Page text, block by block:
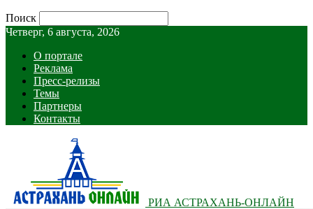
Поиск
Четверг, 6 августа, 2026
О портале
Реклама
Пресс-релизы
Темы
Партнеры
Контакты
РИА АСТРАХАНЬ-ОНЛАЙН